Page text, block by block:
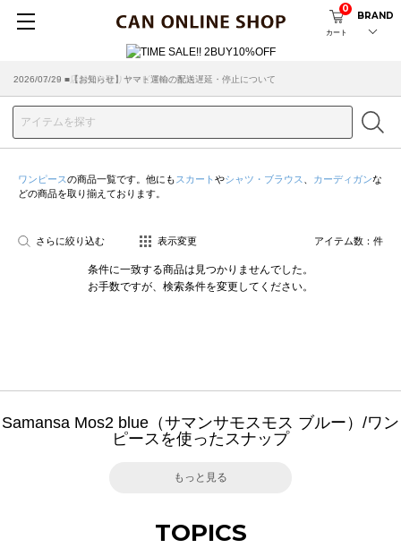
カート
0
BRAND
2026/07/29 ■【お知らせ】ヤマト運輸の配送遅延・停止について
2026/03/18 ■店舗受け取りサービスのご案内
ワンピースの商品一覧です。他にも スカート やシャツ・ブラウス カーディガンな
どの商品を取り揃えております。
さらに絞り込む 表示変更 アイテム数： 件
条件に一致する商品は見つかりませんでした。
お手数ですが、検索条件を変更してください。
Samansa Mos2 blue（サマンサモスモス ブルー）/ワン
ピースを使ったスナップ
もっと見る
TOPICS